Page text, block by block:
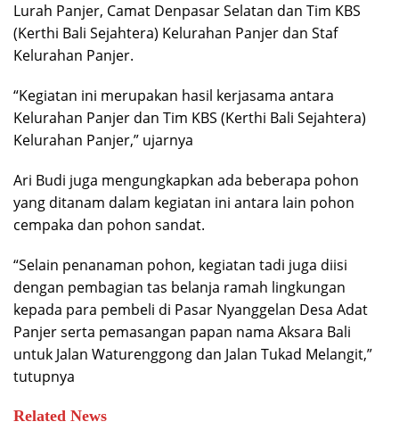
Lurah Panjer, Camat Denpasar Selatan dan Tim KBS
(Kerthi Bali Sejahtera) Kelurahan Panjer dan Staf
Kelurahan Panjer.
“Kegiatan ini merupakan hasil kerjasama antara
Kelurahan Panjer dan Tim KBS (Kerthi Bali Sejahtera)
Kelurahan Panjer,” ujarnya
Ari Budi juga mengungkapkan ada beberapa pohon
yang ditanam dalam kegiatan ini antara lain pohon
cempaka dan pohon sandat.
“Selain penanaman pohon, kegiatan tadi juga diisi
dengan pembagian tas belanja ramah lingkungan
kepada para pembeli di Pasar Nyanggelan Desa Adat
Panjer serta pemasangan papan nama Aksara Bali
untuk Jalan Waturenggong dan Jalan Tukad Melangit,”
tutupnya
Related News